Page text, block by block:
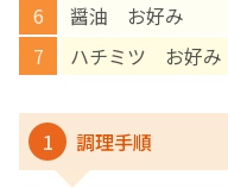
醤油 お好み
ハチミツ お好み
1 調理手順